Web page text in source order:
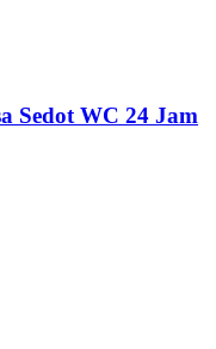
Sedot WC 24 Jam